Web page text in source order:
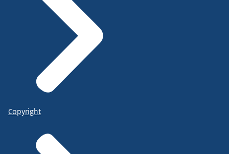
Copyright